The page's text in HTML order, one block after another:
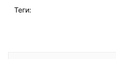
Теги: